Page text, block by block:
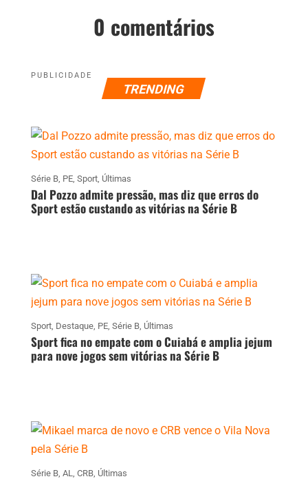
0 comentários
PUBLICIDADE
TRENDING
Série B, PE, Sport, Últimas
Dal Pozzo admite pressão, mas diz que erros do
Sport estão custando as vitórias na Série B
Sport, Destaque, PE, Série B, Últimas
Sport fica no empate com o Cuiabá e amplia jejum
para nove jogos sem vitórias na Série B
Série B, AL CRB, Últimas